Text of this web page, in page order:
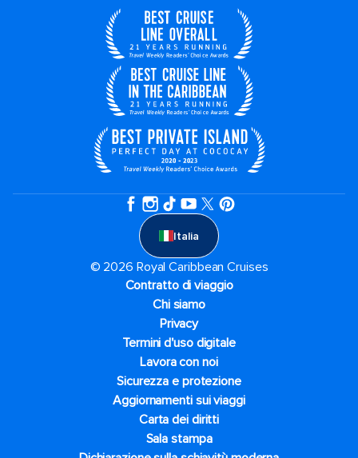
Italia
© 2026 Royal Caribbean Cruises
Contratto di viaggio
Chi siamo
Privacy
Termini d'uso digitale
Lavora con noi
Sicurezza e protezione
Aggiornamenti sui viaggi
Carta dei diritti
Sala stampa